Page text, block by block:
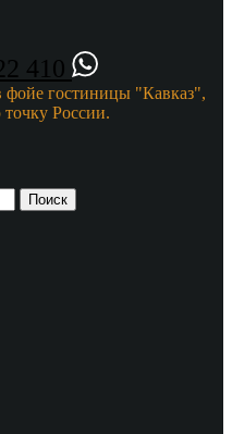
410
фойе гостиницы "Кавказ",
России.